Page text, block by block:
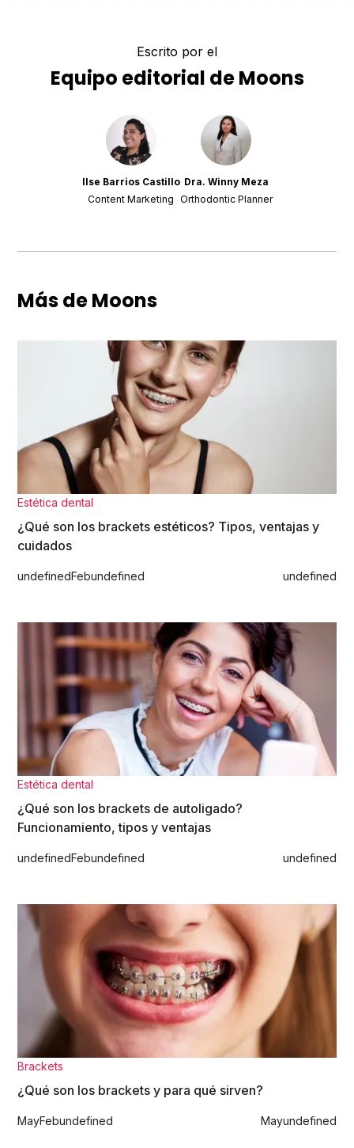
Escrito por el
Equipo editorial de Moons
Ilse Barrios Castillo
Content Marketing
Dra. Winny Meza
Orthodontic Planner
Más de Moons
Estética dental
¿Qué son los brackets estéticos? Tipos, ventajas y
cuidados
undefinedFebundefined undefined
Estética dental
¿Qué son los brackets de autoligado?
Funcionamiento, tipos y ventajas
undefinedFebundefined undefined
Brackets
¿Qué son los brackets y para qué sirven?
MayFebundefined Mayundefined